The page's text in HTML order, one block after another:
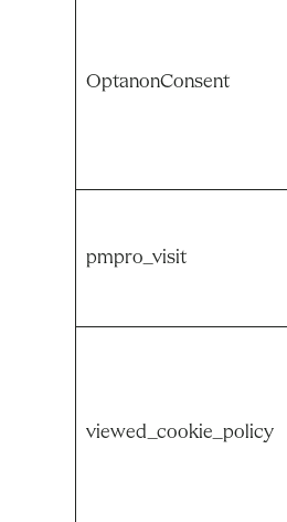
OptanonConsent
pmpro_visit
viewed_cookie_policy